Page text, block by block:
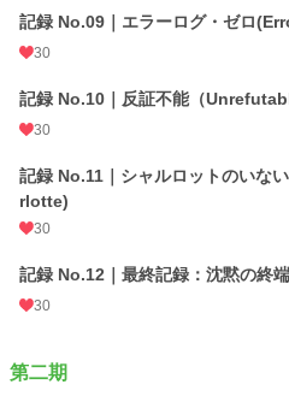
記録 No.09｜エラーログ・ゼロ
30
記録 No.10｜反証不能（
30
記録 No.11｜シャルロットのいな
rlotte)
30
記録 No.12｜最終記録：沈黙の終
30
第二期